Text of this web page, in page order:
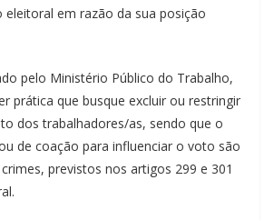
eleitoral em razão da sua posição
pelo Ministério Público do Trabalho,
prática que busque excluir ou restringir
dos trabalhadores/as, sendo que o
de coação para influenciar o voto são
previstos nos artigos 299 e 301